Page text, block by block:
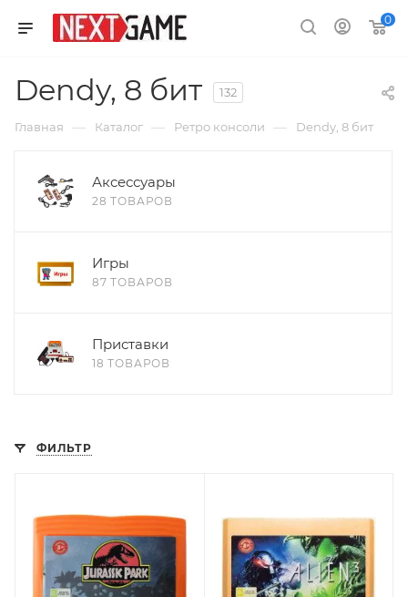
0
Dendy, 8 бит 132
Главная — Каталог — Ретро консоли — Dendy, 8 бит
Аксессуары
28 ТОВАРОВ
Игры
87 ТОВАРОВ
Приставки
18 ТОВАРОВ
ФИЛЬТР